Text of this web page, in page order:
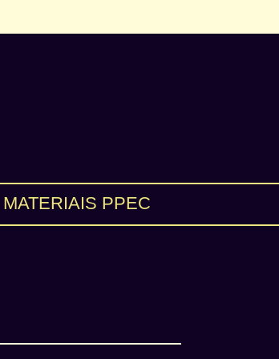
MATERIAIS PPEC